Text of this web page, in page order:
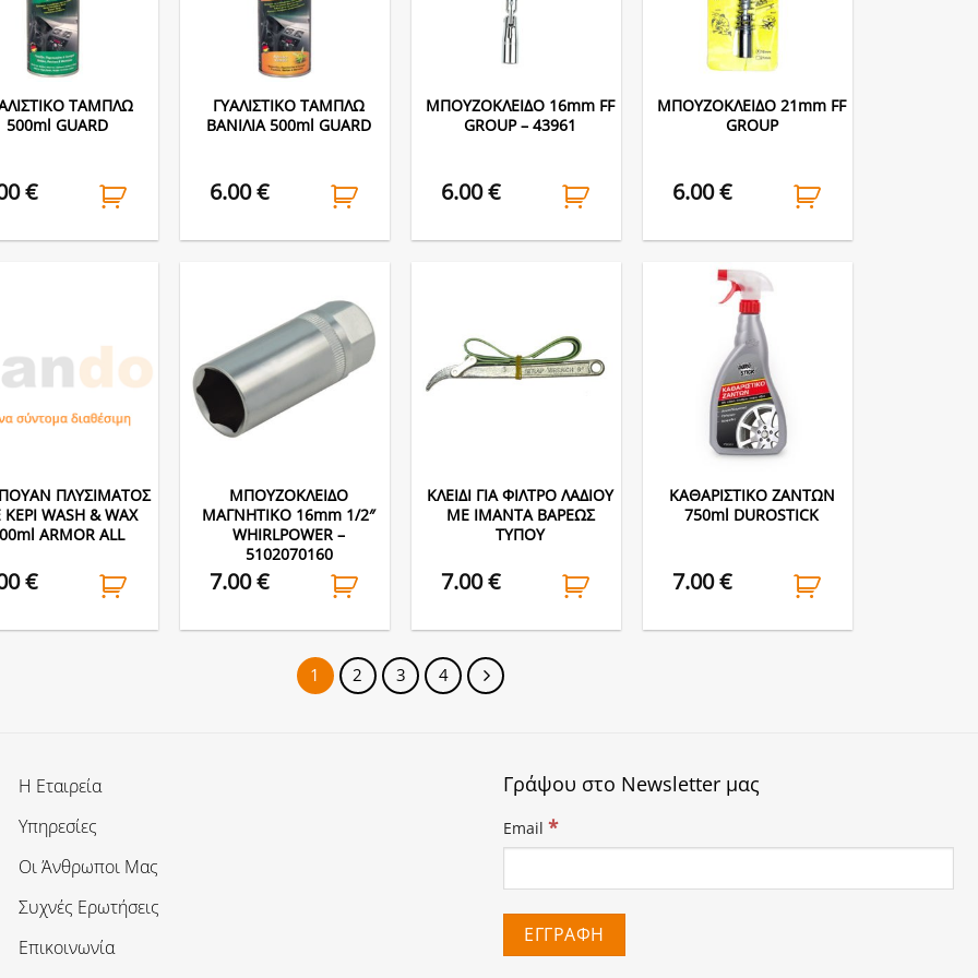
ΤΑΜΠΛΩ
500ml GUARD
€
ΓΥΑΛΙΣΤΙΚΟ ΤΑΜΠΛΩ
ΒΑΝΙΛΙΑ 500ml GUARD
6.00€
ΜΠΟΥΖΟΚΛΕΙΔΟ 16mm FF
GROUP – 43961
6.00€
ΜΠΟΥΖΟΚΛΕΙΔΟ 21mm FF
GROUP
6.00€
ΠΛΥΣΙΜΑΤΟΣ
WASH & WAX
ARMOR ALL
€
ΜΠΟΥΖΟΚΛΕΙΔΟ
ΜΑΓΝΗΤΙΚΟ 16mm 1/2″
WHIRLPOWER –
5102070160
7.00€
ΚΛΕΙΔΙ ΓΙΑ ΦΙΛΤΡΟ ΛΑΔΙΟΥ
ΜΕ ΙΜΑΝΤΑ ΒΑΡΕΩΣ
ΤΥΠΟΥ
7.00€
ΚΑΘΑΡΙΣΤΙΚΟ ΖΑΝΤΩΝ
750ml DUROSTICK
7.00€
1 2 3 4
Η Εταιρεία
Υπηρεσίες
Οι Άνθρωποι Μας
Συχνές Ερωτήσεις
Επικοινωνία
Γράψου στο Newsletter μας
Email *